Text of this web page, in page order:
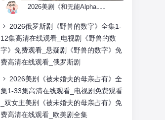
2
026美剧《和无能Alpha离婚》全集1-32集高清在线观看_电视剧免费观看_双男主美剧《和无能Alpha离婚》免费高清在线观看_欧美剧
2026俄罗斯剧《野兽的数字》全集1-
12集高清在线观看_电视剧《野兽的数
字》免费观看_悬疑剧《野兽的数字》免
费高清在线观看_俄罗斯剧
2026美剧《被未婚夫的母亲占有》全
集1-33集高清在线观看_电视剧免费观看
_双女主美剧《被未婚夫的母亲占有》免
费高清在线观看_欧美剧全集